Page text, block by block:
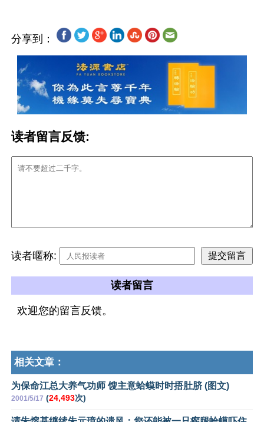
分享到：
读者留言反馈:
读者暱称:
读者留言
欢迎您的留言反馈。
相关文章：
为保命江总大养气功师 馊主意蛤蟆时时捂肚脐 (图文)
2001/5/17 (24,493次)